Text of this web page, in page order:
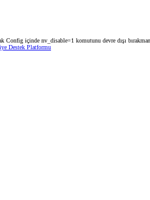
içinde nv_disable=1 komutunu devre dışı
Destek Platformu